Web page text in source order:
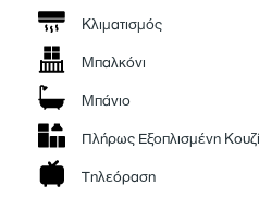
Κλιματισμός
Μπαλκόνι
Μπάνιο
Πλήρως Εξοπλισμένη
Τηλεόραση